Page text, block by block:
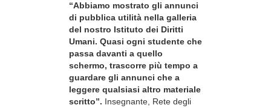
“Abbiamo mostrato gli annunci
di pubblica utilità nella galleria
del nostro Istituto dei Diritti
Umani. Quasi ogni studente che
passa davanti a quello
schermo, trascorre più tempo a
guardare gli annunci che a
leggere qualsiasi altro materiale
scritto”. Insegnante, Rete degli